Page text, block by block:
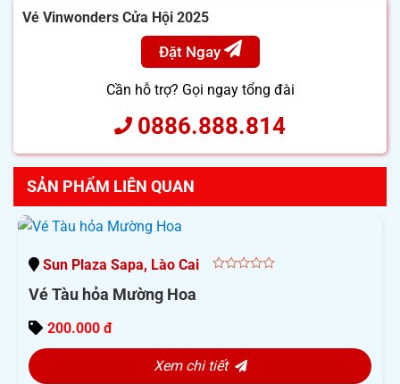
Vé Vinwonders Cửa Hội 2025
Đặt Ngay
Cần hỗ trợ? Gọi ngay tổng đài
0886.888.814
SẢN PHẨM LIÊN QUAN
Sun Plaza Sapa, Lào Cai
Vé Tàu hỏa Mường Hoa
200.000 đ
Xem chi tiết